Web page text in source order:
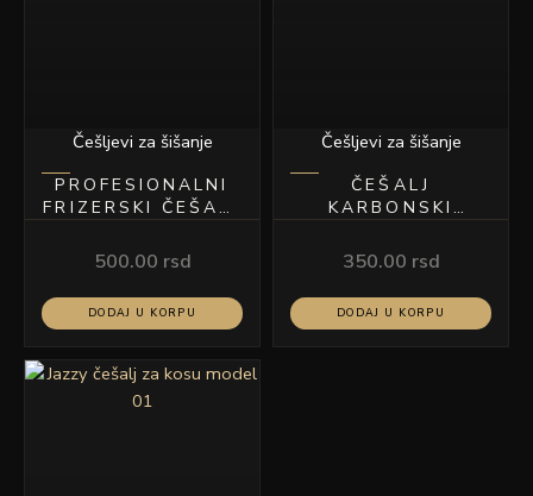
Češljevi za šišanje
PROFESIONALNI
FRIZERSKI ČEŠALJ
500.00 rsd
DODAJ U KORPU
Češljevi za šišanje
ČEŠALJ
KARBONSKI
ZELENI MODEL
BY211
350.00 rsd
DODAJ U KORPU
Ovaj
proizvod